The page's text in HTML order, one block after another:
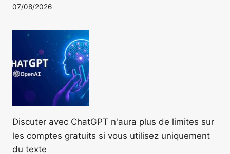
07/08/2026
Discuter avec ChatGPT n'aura plus de limites sur
les comptes gratuits si vous utilisez uniquement
du texte